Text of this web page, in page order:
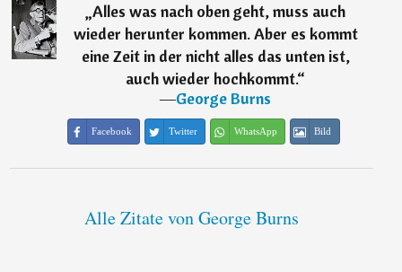
„Alles was nach oben geht, muss auch
wieder herunter kommen. Aber es kommt
eine Zeit in der nicht alles das unten ist,
auch wieder hochkommt.“
―George Burns
Facebook Twitter WhatsApp Bild
Alle Zitate von George Burns